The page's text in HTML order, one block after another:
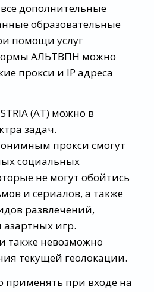
дополнительные
образовательные
помощи услуг
АЛЬТВПН можно
прокси и IP адреса
(AT) можно в
задач.
прокси смогут
социальных
не могут обойтись
и сериалов, а также
развлечений,
игр.
также невозможно
текущей геолокации.
при входе на